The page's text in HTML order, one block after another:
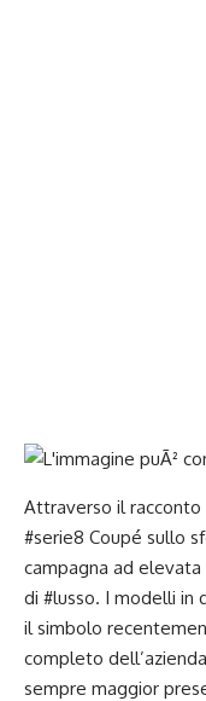
Attraverso il
#serie8 Coupé sullo
campagna ad
di #lusso. I modelli in
il simbolo
completo
sempre maggior